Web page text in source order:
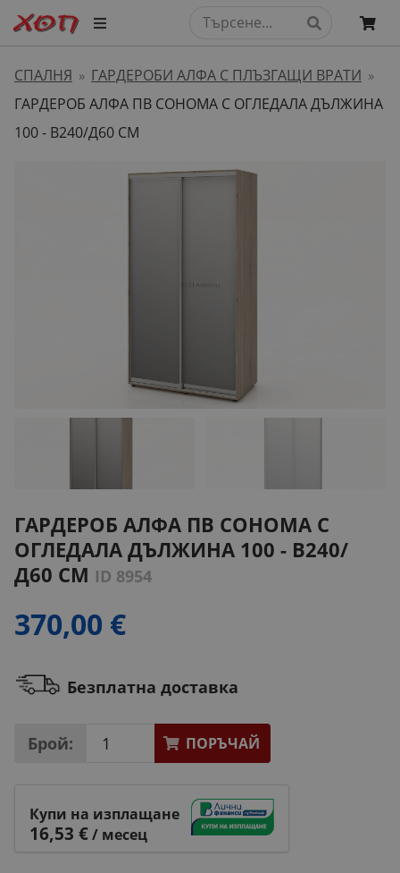
СПАЛНЯ » ГАРДЕРОБИ АЛФА С ПЛЪЗГАЩИ ВРАТИ »
ГАРДЕРОБ АЛФА ПВ СОНОМА С ОГЛЕДАЛА ДЪЛЖИНА
100 - В240/Д60 СМ
ГАРДЕРОБ АЛФА ПВ СОНОМА С
ОГЛЕДАЛА ДЪЛЖИНА 100 - В240/
Д60 СМ ID 8954
370,00 €
Безплатна доставка
Брой: ПОРЪЧАЙ
Купи на изплащане
16,53 €/ месец